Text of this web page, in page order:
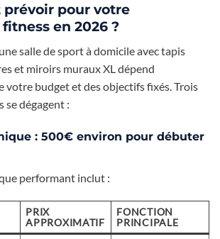
pour votre
en 2026 ?
salle de sport à domicile avec tapis
et miroirs muraux XL dépend
votre budget et des objectifs fixés. Trois
se dégagent :
: 500€ environ pour débuter
performant inclut :
PRIX
APPROXIMATIF
FONCTION
PRINCIPALE